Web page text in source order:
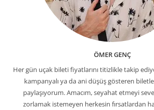
ÖMER GENÇ
Her gün uçak bileti fiyatlarını titizlikle takip
kampanyalı ya da ani düşüş gösteren
paylaşıyorum. Amacım, seyahat etmeyi
zorlamak istemeyen herkesin fırsatlardan